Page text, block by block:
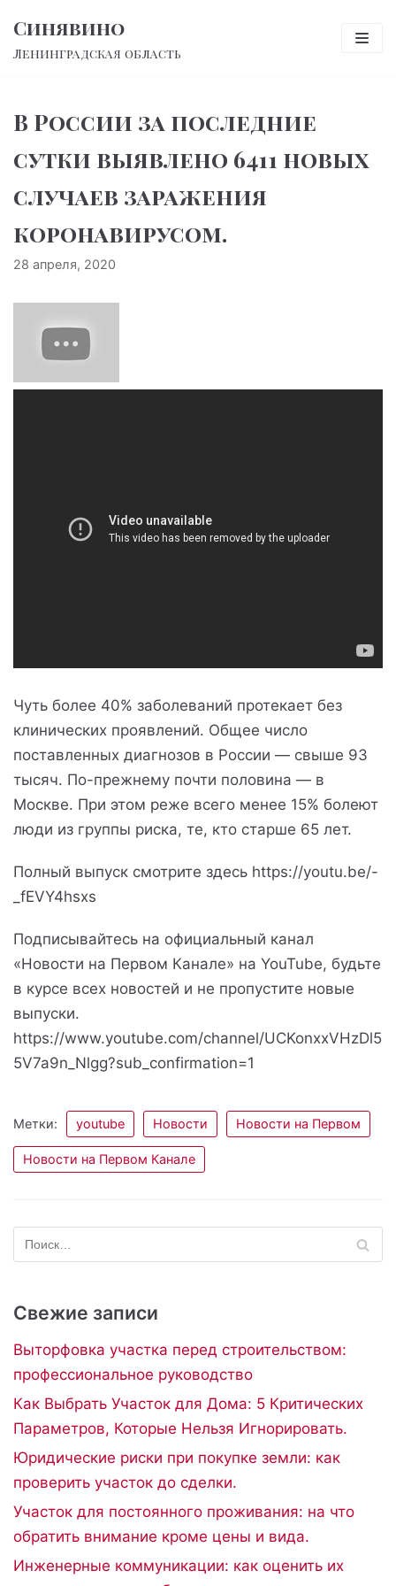
Перейти
к
Синявино
Ленинградская область
В России за последние
сутки выявлено 6411 новых
случаев заражения
коронавирусом.
28 апреля, 2020
Чуть более 40% заболеваний протекает без
клинических проявлений. Общее число
поставленных диагнозов в России — свыше 93
тысяч. По-прежнему почти половина — в
Москве. При этом реже всего менее 15% болеют
люди из группы риска, те, кто старше 65 лет.
Полный выпуск смотрите здесь https://youtu.be/-
_fEVY4hsxs
Подписывайтесь на официальный канал
«Новости на Первом Канале» на YouTube, будьте
в курсе всех новостей и не пропустите новые
выпуски.
https://www.youtube.com/channel/UCKonxxVHzDl5
5V7a9n_Nlgg?sub_confirmation=1
Метки: youtube Новости Новости на Первом
Новости на Первом Канале
Свежие записи
Выторфовка участка перед строительством:
профессиональное руководство
Как Выбрать Участок для Дома: 5 Критических
Параметров, Которые Нельзя Игнорировать.
Юридические риски при покупке земли: как
проверить участок до сделки.
Участок для постоянного проживания: на что
обратить внимание кроме цены и вида.
Инженерные коммуникации: как оценить их